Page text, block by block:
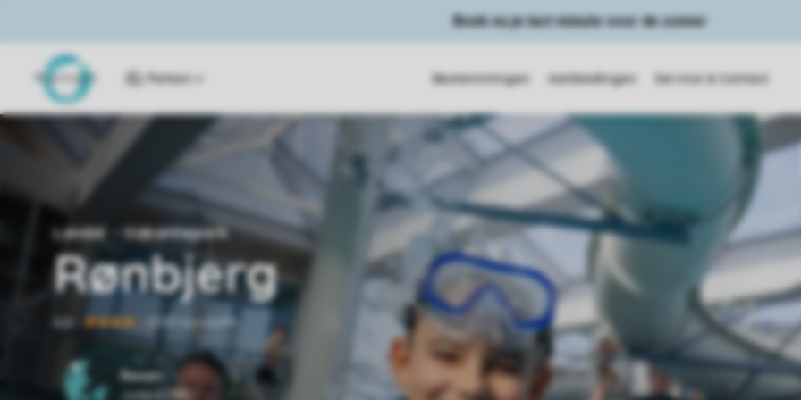
Boek nu je last minute voor de zomer
Parken Bestemmingen Aanbiedingen Service & Contact